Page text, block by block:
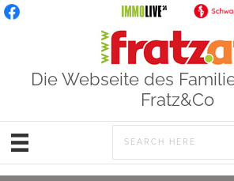
Die Webseite des
Fratz&Co